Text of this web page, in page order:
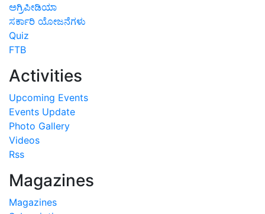
ಅಗ್ರಿಪೀಡಿಯಾ
ಸರ್ಕಾರಿ ಯೋಜನೆಗಳು
Quiz
FTB
Activities
Upcoming Events
Events Update
Photo Gallery
Videos
Rss
Magazines
Magazines